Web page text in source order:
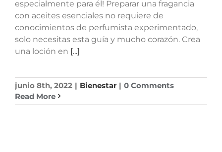
especialmente para él! Preparar una fragancia
con aceites esenciales no requiere de
conocimientos de perfumista experimentado,
solo necesitas esta guía y mucho corazón. Crea
una loción en [...]
junio 8th, 2022 | Bienestar | 0 Comments
Read More